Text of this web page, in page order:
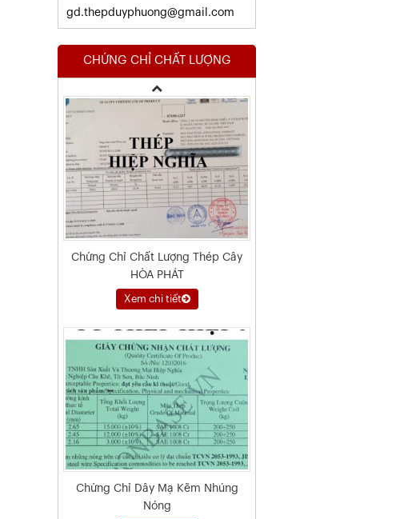
gd.thepduyphuong@gmail.com
CHỨNG CHỈ CHẤT LƯỢNG
Kết Quả Thử Nghiệm Lưới Tô Tường
Chứng Chỉ Chất Lượng Thép Cây
HÒA PHÁT
Xem chi tiết
Chứng Chỉ Dây Mạ Kẽm Nhúng
Nóng